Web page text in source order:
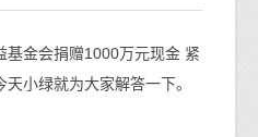
基金会捐赠1000万元现金 紧
小绿就为大家解答一下。